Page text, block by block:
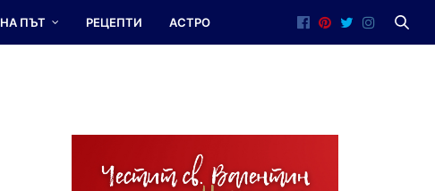
НА ПЪТ РЕЦЕПТИ АСТРО